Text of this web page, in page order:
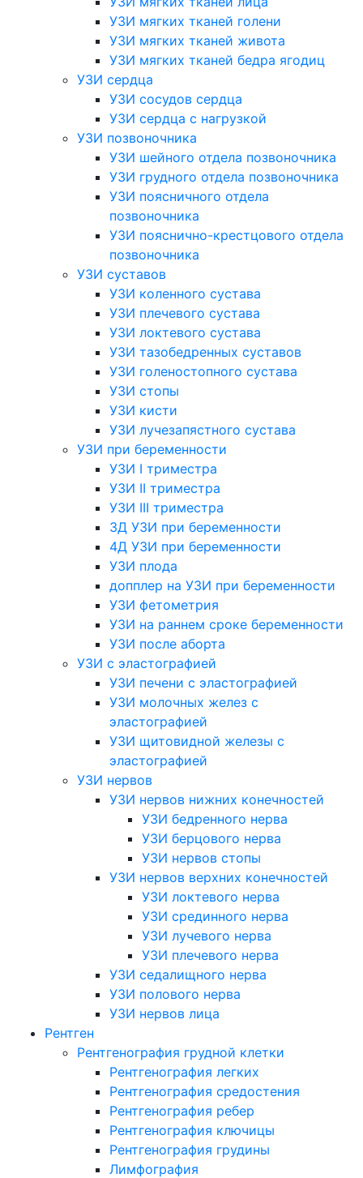
УЗИ мягких тканей голени
УЗИ мягких тканей живота
УЗИ мягких тканей бедра ягодиц
УЗИ сердца
УЗИ сосудов сердца
УЗИ сердца с нагрузкой
УЗИ позвоночника
УЗИ шейного отдела позвоночника
УЗИ грудного отдела позвоночника
УЗИ поясничного отдела
позвоночника
УЗИ пояснично-крестцового отдела
позвоночника
УЗИ суставов
УЗИ коленного сустава
УЗИ плечевого сустава
УЗИ локтевого сустава
УЗИ тазобедренных суставов
УЗИ голеностопного сустава
УЗИ стопы
УЗИ кисти
УЗИ лучезапястного сустава
УЗИ при беременности
УЗИ I триместра
УЗИ II триместра
УЗИ III триместра
3Д УЗИ при беременности
4Д УЗИ при беременности
УЗИ плода
допплер на УЗИ при беременности
УЗИ фетометрия
УЗИ на раннем сроке беременности
УЗИ после аборта
УЗИ с эластографией
УЗИ печени с эластографией
УЗИ молочных желез с
эластографией
УЗИ щитовидной железы с
эластографией
УЗИ нервов
УЗИ нервов нижних конечностей
УЗИ бедренного нерва
УЗИ берцового нерва
УЗИ нервов стопы
УЗИ нервов верхних конечностей
УЗИ локтевого нерва
УЗИ срединного нерва
УЗИ лучевого нерва
УЗИ плечевого нерва
УЗИ седалищного нерва
УЗИ полового нерва
УЗИ нервов лица
Рентген
Рентгенография грудной клетки
Рентгенография легких
Рентгенография средостения
Рентгенография ребер
Рентгенография ключицы
Рентгенография грудины
Лимфография